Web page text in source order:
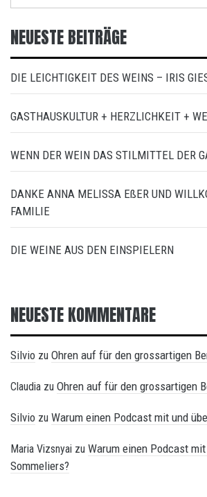
NEUESTE BEITRÄGE
DIE LEICHTIGKEIT DES WEINS – IRIS
GASTHAUSKULTUR + HERZLICHKEIT +
WENN DER WEIN DAS STILMITTEL DER
DANKE ANNA MELISSA EßER UND
FAMILIE
DIE WEINE AUS DEN EINSPIELERN
NEUESTE KOMMENTARE
Silvio zu Ohren auf für den grossartigen
Claudia zu Ohren auf für den grossartigen
Silvio zu Warum einen Podcast mit und
Maria Vizsnyai zu Warum einen Podcast
Sommeliers?